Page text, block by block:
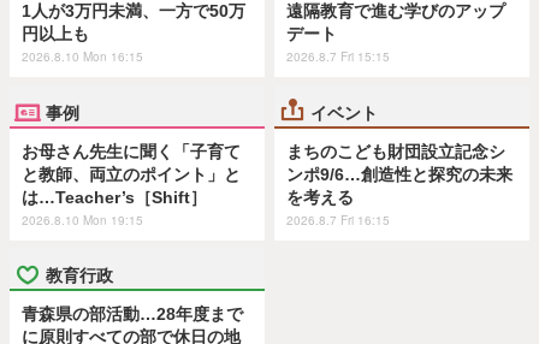
1人が3万円未満、一方で50万
円以上も
2026.8.10 Mon 16:15
遠隔教育で進む学びのアップ
デート
2026.8.7 Fri 15:15
事例
お母さん先生に聞く「子育て
と教師、両立のポイント」と
は…Teacher’s［Shift］
2026.8.10 Mon 19:15
イベント
まちのこども財団設立記念シ
ンポ9/6…創造性と探究の未来
を考える
2026.8.7 Fri 16:15
教育行政
青森県の部活動…28年度まで
に原則すべての部で休日の地